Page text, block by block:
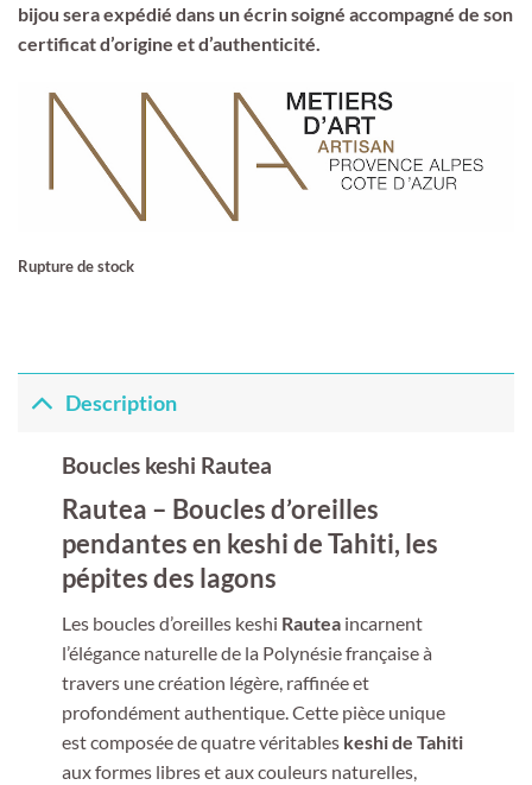
bijou sera expédié dans un écrin soigné accompagné de son
certificat d’origine et d’authenticité.
Rupture de stock
Description
Boucles keshi Rautea
Rautea – Boucles d’oreilles
pendantes en keshi de Tahiti, les
pépites des lagons
Les boucles d’oreilles keshi Rauteaincarnent
l’élégance naturelle de la Polynésie française à
travers une création légère, raffinée et
profondément authentique. Cette pièce unique
est composée de quatre véritables keshi de Tahiti
aux formes libres et aux couleurs naturelles,